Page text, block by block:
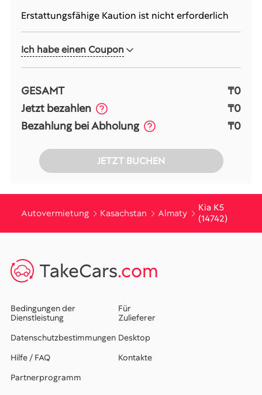
Erstattungsfähige Kaution ist nicht erforderlich
Ich habe einen Coupon
GESAMT
₸0
Jetzt bezahlen
₸0
Bezahlung bei Abholung
₸0
JETZT BUCHEN
Autovermietung Kasachstan Almaty
Kia K5
(14742)
TakeCars.com
Bedingungen der
Dienstleistung
Datenschutzbestimmungen
Hilfe / FAQ
Partnerprogramm
Für
Zulieferer
Desktop
Kontakte